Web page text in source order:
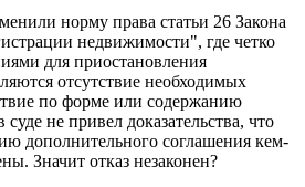
норму права статьи 26 Закона
недвижимости", где четко
для приостановления
отсутствие необходимых
по форме или содержанию
не привел доказательства, что
дополнительного соглашения кем-
Значит отказ незаконен?